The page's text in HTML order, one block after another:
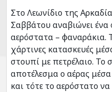
Στο Λεωνίδιο της
Σαββάτου αναβιώνει
αερόστατα – φαναράκια.
χάρτινες κατασκευές
στουπί με πετρέλαιο. Το
αποτέλεσμα ο αέρας
και τότε το αερόστατο